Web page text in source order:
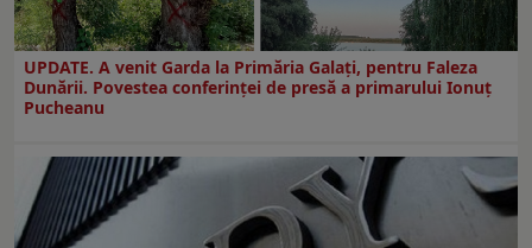
UPDATE. A venit Garda la Primăria Galaţi, pentru Faleza
Dunării. Povestea conferinţei de presă a primarului Ionuţ
Pucheanu